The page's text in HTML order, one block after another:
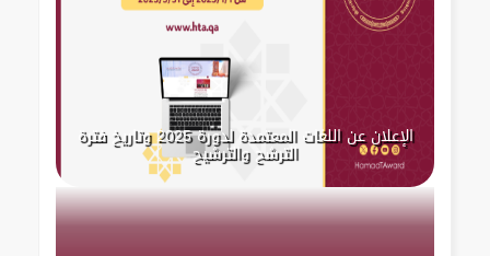
الإعلان عن اللغات المعتمدة لدورة 2025 وتاريخ فترة
الترشح والترشيح